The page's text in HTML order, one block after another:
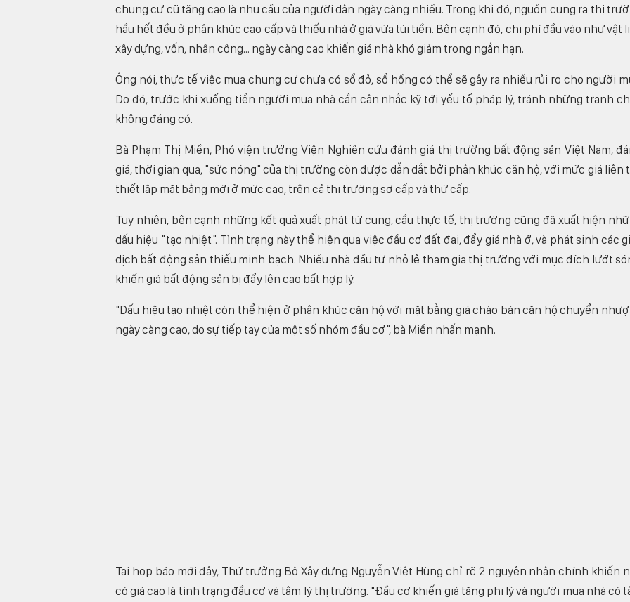
chung cư cũ tăng cao là nhu cầu của người dân ngày càng nhiều. Trong khi đó, nguồn cung ra thị
hầu hết đều ở phân khúc cao cấp và thiếu nhà ở giá vừa túi tiền. Bên cạnh đó, chi phí đầu vào như vật
xây dựng, vốn, nhân công... ngày càng cao khiến giá nhà khó giảm trong ngắn hạn.
Ông nói, thực tế việc mua chung cư chưa có sổ đỏ, sổ hồng có thể sẽ gây ra nhiều rủi ro cho người
Do đó, trước khi xuống tiền người mua nhà cần cân nhắc kỹ tới yếu tố pháp lý, tránh những tranh
không đáng có.
Bà Phạm Thị Miền, Phó viện trưởng Viện Nghiên cứu đánh giá thị trường bất động sản Việt Nam,
giá, thời gian qua, "sức nóng" của thị trường còn được dẫn dắt bởi phân khúc căn hộ, với mức giá liên
thiết lập mặt bằng mới ở mức cao, trên cả thị trường sơ cấp và thứ cấp.
Tuy nhiên, bên cạnh những kết quả xuất phát từ cung, cầu thực tế, thị trường cũng đã xuất hiện
dấu hiệu "tạo nhiệt". Tình trạng này thể hiện qua việc đầu cơ đất đai, đẩy giá nhà ở, và phát sinh các
dịch bất động sản thiếu minh bạch. Nhiều nhà đầu tư nhỏ lẻ tham gia thị trường với mục đích lướt
khiến giá bất động sản bị đẩy lên cao bất hợp lý.
"Dấu hiệu tạo nhiệt còn thể hiện ở phân khúc căn hộ với mặt bằng giá chào bán căn hộ chuyển
ngày càng cao, do sự tiếp tay của một số nhóm đầu cơ", bà Miền nhấn mạnh.
Tại họp báo mới đây, Thứ trưởng Bộ Xây dựng Nguyễn Việt Hùng chỉ rõ 2 nguyên nhân chính khiến
có giá cao là tình trạng đầu cơ và tâm lý thị trường. "Đầu cơ khiến giá tăng phi lý và người mua nhà có